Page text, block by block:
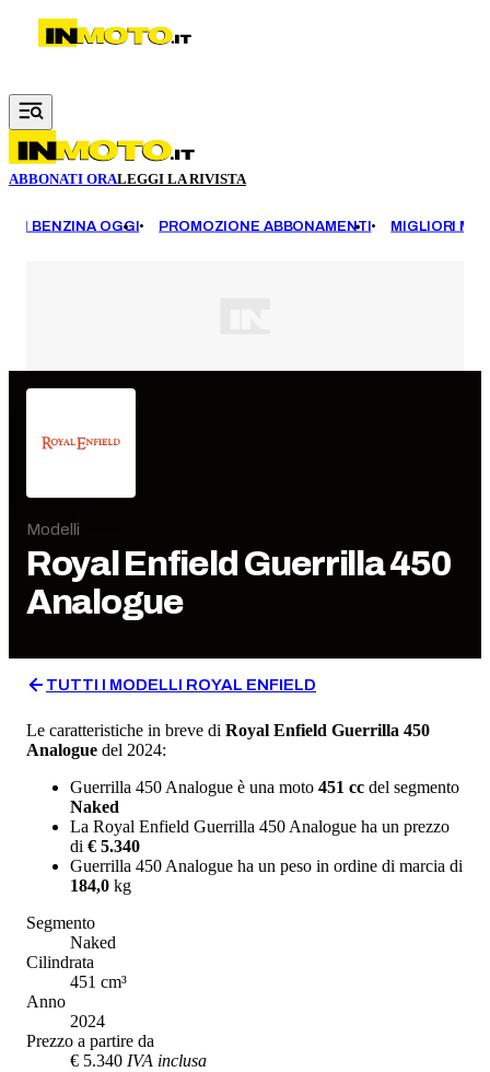
Vai al contenuto principale
ABBONATI ORALEGGI LA RIVISTA
BENZINA OGGI PROMOZIONE ABBONAMENTI MIGLIORI
Modelli
Royal Enfield Guerrilla 450
Analogue
TUTTI I MODELLI ROYAL ENFIELD
Le caratteristiche in breve di Royal Enfield Guerrilla 450
Analogue del 2024:
Guerrilla 450 Analogue è una moto 451 cc del segmento
Naked
La Royal Enfield Guerrilla 450 Analogue ha un prezzo
di € 5.340
Guerrilla 450 Analogue ha un peso in ordine di marcia di
184,0 kg
Segmento
Naked
Cilindrata
451 cm³
Anno
2024
Prezzo a partire da
€ 5.340 IVA inclusa